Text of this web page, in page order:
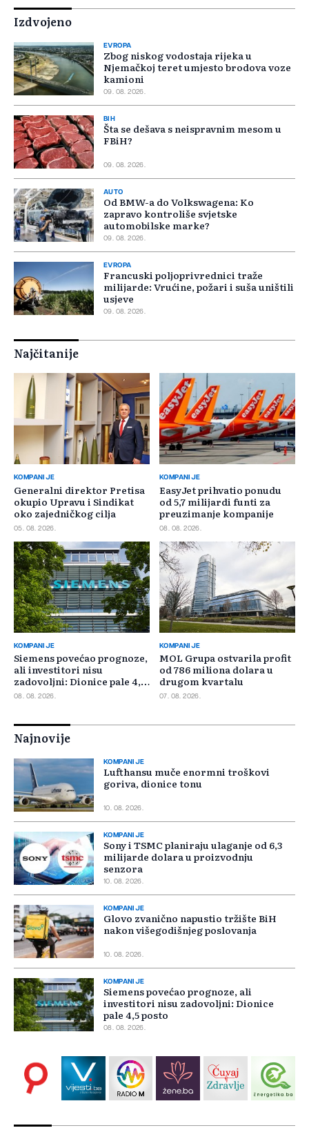
Izdvojeno
EVROPA
Zbog niskog vodostaja rijeka u
Njemačkoj teret umjesto brodova voze
kamioni
09. 08. 2026.
BIH
Šta se dešava s neispravnim mesom u
FBiH?
09. 08. 2026.
AUTO
Od BMW-a do Volkswagena: Ko
zapravo kontroliše svjetske
automobilske marke?
09. 08. 2026.
EVROPA
Francuski poljoprivrednici traže
milijarde: Vrućine, požari i suša uništili
usjeve
09. 08. 2026.
Najčitanije
KOMPANIJE
Generalni direktor Pretisa
okupio Upravu i Sindikat
oko zajedničkog cilja
05. 08. 2026.
KOMPANIJE
EasyJet prihvatio ponudu
od 5,7 milijardi funti za
preuzimanje kompanije
08. 08. 2026.
KOMPANIJE
Siemens povećao prognoze,
ali investitori nisu
zadovoljni: Dionice pale 4,5
posto
08. 08. 2026.
KOMPANIJE
MOL Grupa ostvarila profit
od 786 miliona dolara u
drugom kvartalu
07. 08. 2026.
Najnovije
KOMPANIJE
Lufthansu muče enormni troškovi
goriva, dionice tonu
10. 08. 2026.
KOMPANIJE
Sony i TSMC planiraju ulaganje od 6,3
milijarde dolara u proizvodnju
senzora
10. 08. 2026.
KOMPANIJE
Glovo zvanično napustio tržište BiH
nakon višegodišnjeg poslovanja
10. 08. 2026.
KOMPANIJE
Siemens povećao prognoze, ali
investitori nisu zadovoljni: Dionice
pale 4,5 posto
08. 08. 2026.